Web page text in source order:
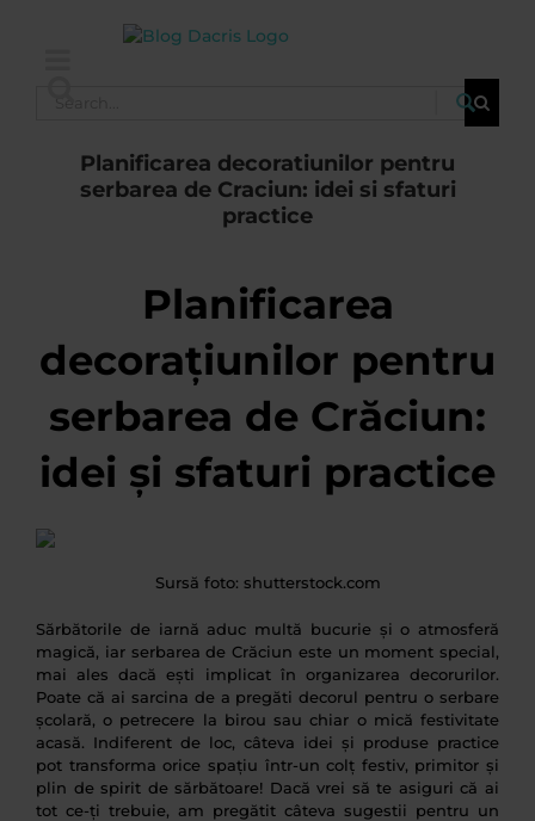
Planificarea decoratiunilor pentru
serbarea de Craciun: idei si sfaturi
practice
Planificarea
decorațiunilor pentru
serbarea de Crăciun:
idei și sfaturi practice
Sursă foto: shutterstock.com
Sărbătorile de iarnă aduc multă bucurie și o atmosferă
magică, iar serbarea de Crăciun este un moment special,
mai ales dacă ești implicat în organizarea decorurilor.
Poate că ai sarcina de a pregăti decorul pentru o serbare
școlară, o petrecere la birou sau chiar o mică festivitate
acasă. Indiferent de loc, câteva idei și produse practice
pot transforma orice spațiu într-un colț festiv, primitor și
plin de spirit de sărbătoare! Dacă vrei să te asiguri că ai
tot ce-ți trebuie, am pregătit câteva sugestii pentru un